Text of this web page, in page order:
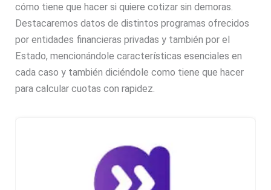
cómo tiene que hacer si quiere cotizar sin demoras.
Destacaremos datos de distintos programas ofrecidos
por entidades financieras privadas y también por el
Estado, mencionándole características esenciales en
cada caso y también diciéndole como tiene que hacer
para calcular cuotas con rapidez.